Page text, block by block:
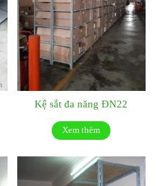
Kệ sắt đa năng ĐN22
Xem thêm